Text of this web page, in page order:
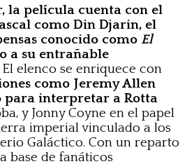
la película cuenta con el
como Din Djarin, el
conocido como El
a su entrañable
El elenco se enriquece con
como Jeremy Allen
interpretar a Rotta
y Jonny Coyne en el papel
imperial vinculado a los
Galáctico. Con un reparto
base de fanáticos